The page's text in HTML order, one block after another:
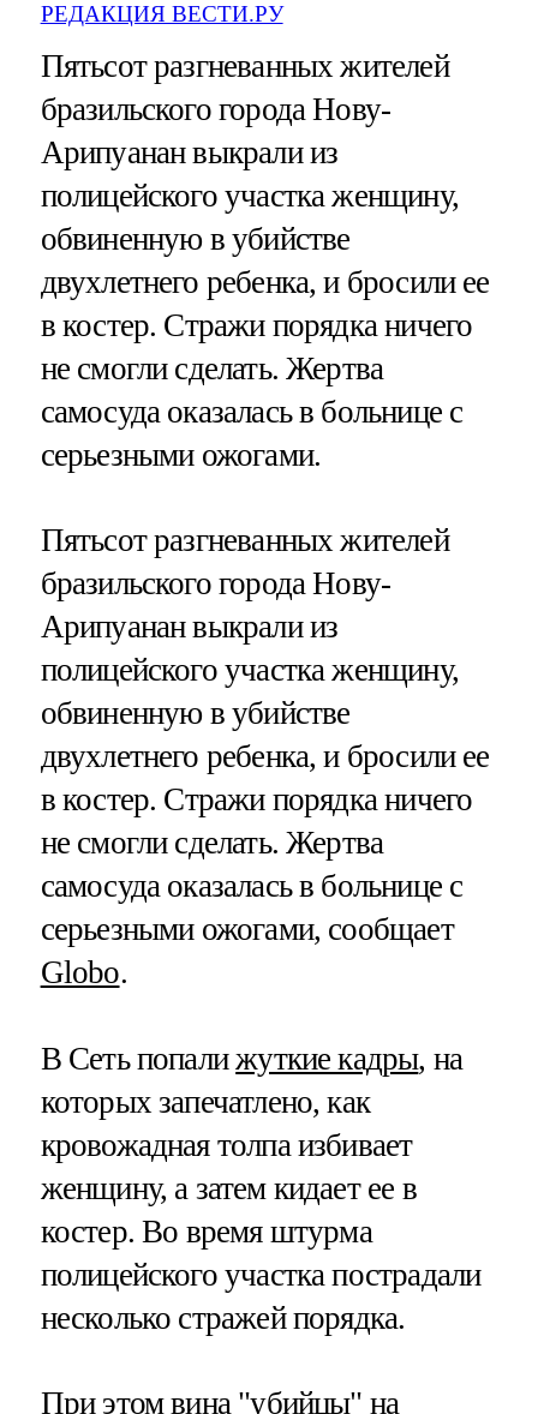
РЕДАКЦИЯ ВЕСТИ.РУ
Пятьсот разгневанных жителей
бразильского города Нову-
Арипуанан выкрали из
полицейского участка женщину,
обвиненную в убийстве
двухлетнего ребенка, и бросили ее
в костер. Стражи порядка ничего
не смогли сделать. Жертва
самосуда оказалась в больнице с
серьезными ожогами.
Пятьсот разгневанных жителей
бразильского города Нову-
Арипуанан выкрали из
полицейского участка женщину,
обвиненную в убийстве
двухлетнего ребенка, и бросили ее
в костер. Стражи порядка ничего
не смогли сделать. Жертва
самосуда оказалась в больнице с
серьезными ожогами, сообщает
Globo.
В Сеть попалижуткие кадры, на
которых запечатлено, как
кровожадная толпа избивает
женщину, а затем кидает ее в
костер. Во время штурма
полицейского участка пострадали
несколько стражей порядка.
При этом вина "убийцы" на